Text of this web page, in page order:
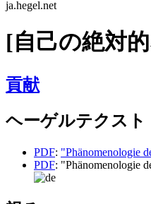
ja.hegel.net
[自己の絶対
貢献
ヘーゲルテクスト
PDF: "Phänomenologie
PDF: "Phänomenologie